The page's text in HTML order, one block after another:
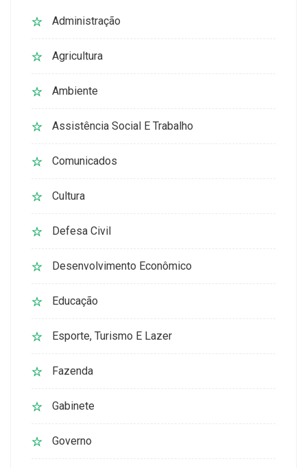
Administração
Agricultura
Ambiente
Assistência Social E Trabalho
Comunicados
Cultura
Defesa Civil
Desenvolvimento Econômico
Educação
Esporte, Turismo E Lazer
Fazenda
Gabinete
Governo